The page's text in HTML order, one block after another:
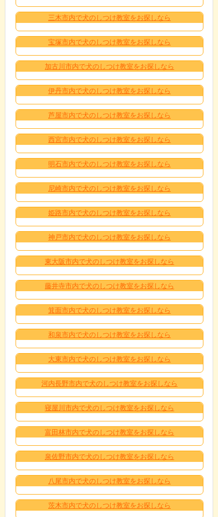
三木市内で犬のしつけ教室をお探しなら
宝塚市内で犬のしつけ教室をお探しなら
加古川市内で犬のしつけ教室をお探しなら
伊丹市内で犬のしつけ教室をお探しなら
芦屋市内で犬のしつけ教室をお探しなら
西宮市内で犬のしつけ教室をお探しなら
明石市内で犬のしつけ教室をお探しなら
尼崎市内で犬のしつけ教室をお探しなら
姫路市内で犬のしつけ教室をお探しなら
神戸市内で犬のしつけ教室をお探しなら
東大阪市内で犬のしつけ教室をお探しなら
藤井寺市内で犬のしつけ教室をお探しなら
箕面市内で犬のしつけ教室をお探しなら
和泉市内で犬のしつけ教室をお探しなら
大東市内で犬のしつけ教室をお探しなら
河内長野市内で犬のしつけ教室をお探しなら
寝屋川市内で犬のしつけ教室をお探しなら
富田林市内で犬のしつけ教室をお探しなら
泉佐野市内で犬のしつけ教室をお探しなら
八尾市内で犬のしつけ教室をお探しなら
茨木市内で犬のしつけ教室をお探しなら